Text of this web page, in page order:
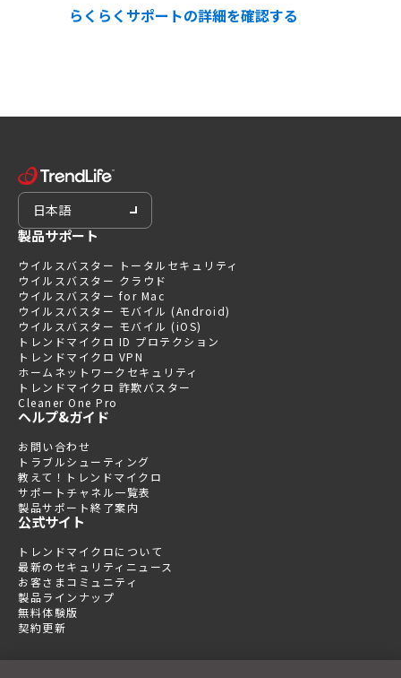
らくらくサポートの詳細を確認する
日本語
製品サポート
ウイルスバスター トータルセキュリティ
ウイルスバスター クラウド
ウイルスバスター for Mac
ウイルスバスター モバイル (Android)
ウイルスバスター モバイル (iOS)
トレンドマイクロ ID プロテクション
トレンドマイクロ VPN
ホームネットワークセキュリティ
トレンドマイクロ 詐欺バスター
Cleaner One Pro
ヘルプ&ガイド
お問い合わせ
トラブルシューティング
教えて！トレンドマイクロ
サポートチャネル一覧表
製品サポート終了案内
公式サイト
トレンドマイクロについて
最新のセキュリティニュース
お客さまコミュニティ
製品ラインナップ
無料体験版
契約更新